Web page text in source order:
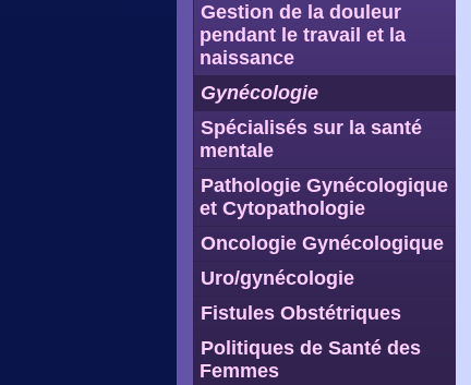
Gestion de la douleur
pendant le travail et la
naissance
Gynécologie
Spécialisés sur la santé
mentale
Pathologie Gynécologique
et Cytopathologie
Oncologie Gynécologique
Uro/gynécologie
Fistules Obstétriques
Politiques de Santé des
Femmes